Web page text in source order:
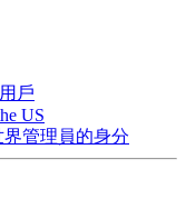
戶
US
管理員的身分